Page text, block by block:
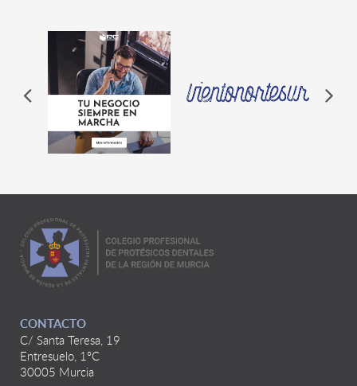
CONTACTO
C/ Santa Teresa, 19
Entresuelo, 1ºC
30005 Murcia